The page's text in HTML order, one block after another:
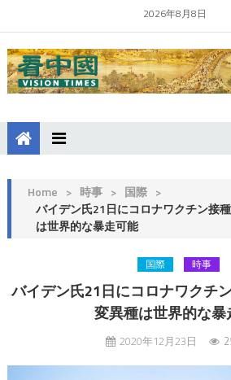
2026年8月8日
Home > 時事 > 国際 >
バイデン氏21日にコロナワクチン接
は世界的な暴走可能
国際 時事
バイデン氏21日にコロナワクチ
変異種は世界的な暴
2020年12月23日